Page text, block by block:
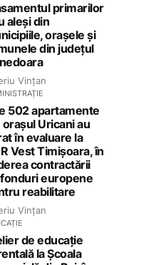
primarilor
aleși din
orașele și
din județul
Vințan
502 apartamente
orașul Uricani au
în evaluare la
Vest Timișoara, în
contractării
europene
reabilitare
Vințan
de educație
la Școala